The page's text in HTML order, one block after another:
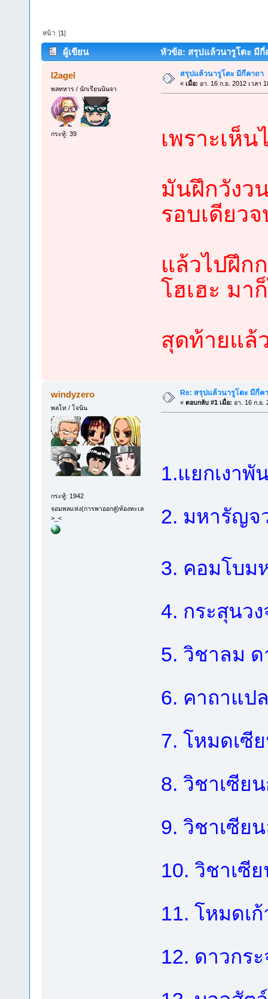
หน้า: [1]
ผู้เขียน หัวข้อ: สรุปแล้วนารูโตะ มีกี่
l2agel
พลทหาร / นักเรียนนินจา
กระทู้: 39
สรุปแล้วนารูโตะ มีกี่คาถา
« เมื่อ: อา. 16 ก.ย. 2012 เวลา
เพราะเห็น
มันฝึกวังว
รอบเดียว
แล้วไปฝึก
โฮเฮะ มา
สุดท้ายแล้
windyzero
พลโท / โจนิน
กระทู้: 1942
จอมพลแห่ง(การพาออกสู่)ท้องทะเล
>_<
Re: สรุปแล้วนารูโตะ มีกี่ค
« ตอบกลับ #1 เมื่อ: อา. 16 ก.ย.
1.แยกเงาพั
2. มหารัญจ
3. คอมโบม
4. กระสุนว
5. วิชาลม ด
6. คาถาแป
7. โหมดเซี
8. วิชาเซีย
9. วิชาเซีย
10. วิชาเซี
11. โหมดเ
12. ดาวกร